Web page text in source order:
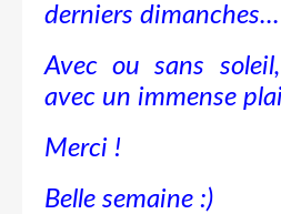
derniers dimanches...
Avec ou sans
avec un immense
Merci !
Belle semaine :)